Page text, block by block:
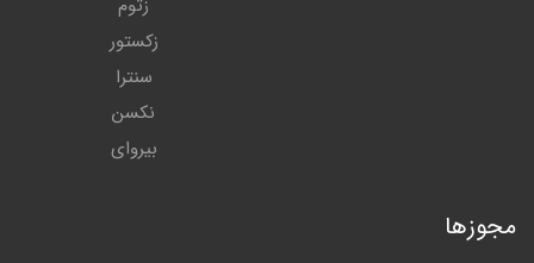
زتوم
زکستور
سنترا
نکسن
بیروای
مجوزها